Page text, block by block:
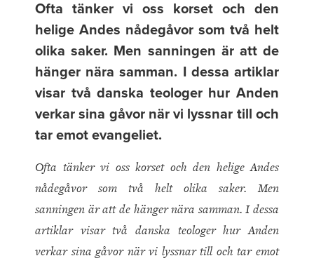
Ofta tänker vi oss korset och den
helige Andes nådegåvor som två helt
olika saker. Men sanningen är att de
hänger nära samman. I dessa artiklar
visar två danska teologer hur Anden
verkar sina gåvor när vi lyssnar till och
tar emot evangeliet.
Ofta tänker vi oss korset och den helige Andes
nådegåvor som två helt olika saker. Men
sanningen är att de hänger nära samman. I dessa
artiklar visar två danska teologer hur Anden
verkar sina gåvor när vi lyssnar till och tar emot